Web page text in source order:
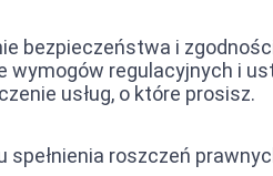
bezpieczeństwa i
wymogów regulacyjnych i
usług, o które prosisz.
roszczeń